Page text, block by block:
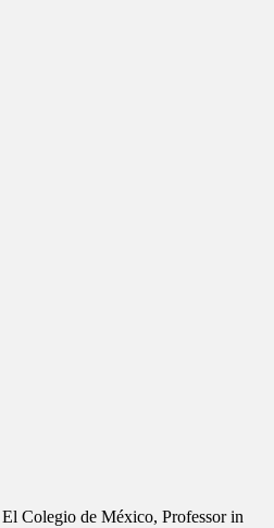
Colegio de México, Professor in